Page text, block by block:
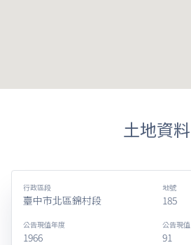
土地資料
行政區段
臺中市北區錦村段
地號
185
公告現值年度
1966
公告現值
91